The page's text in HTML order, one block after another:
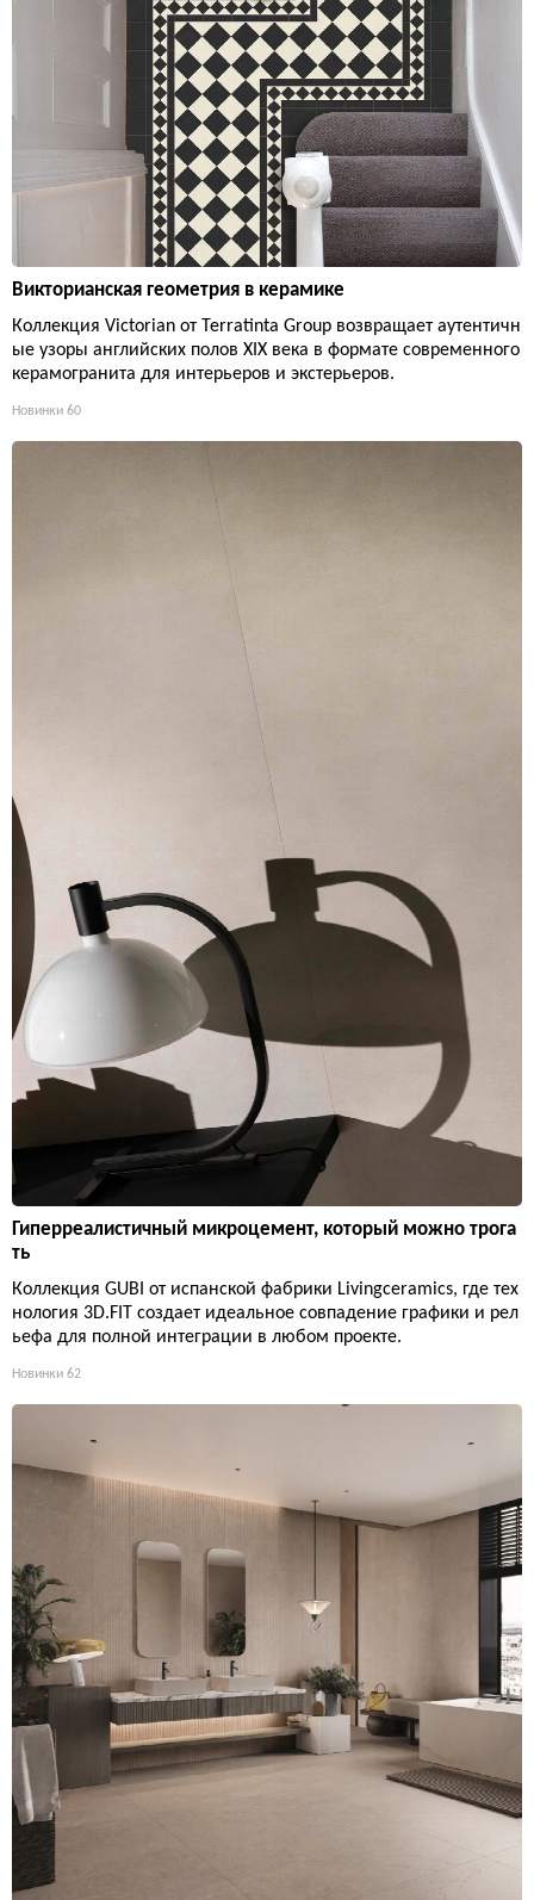
Викторианская геометрия в керамике
Коллекция Victorian от Terratinta Group возвращает аутентичн
ые узоры английских полов XIX века в формате современного
керамогранита для интерьеров и экстерьеров.
Новинки 60
Гиперреалистичный микроцемент, который можно трога
ть
Коллекция GUBI от испанской фабрики Livingceramics, где тех
нология 3D.FIT создает идеальное совпадение графики и рел
ьефа для полной интеграции в любом проекте.
Новинки 62